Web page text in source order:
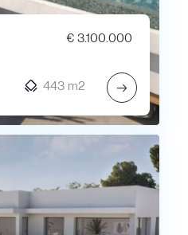
€ 3.100.000
443 m2 →